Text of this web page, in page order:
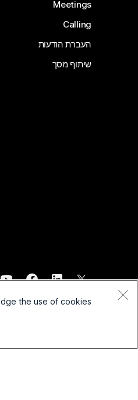
Meetings
Calling
העברת הודעות
שיתוף מסך
2026Cisco ו/או החברות המשויכות לה. כל הזכויות שמורות.
the use of cookies.